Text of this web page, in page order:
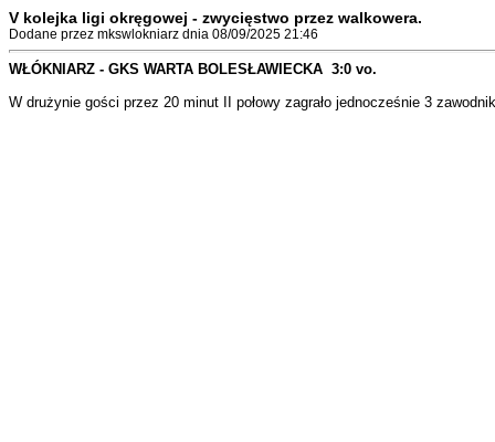
V kolejka ligi okręgowej - zwycięstwo przez walkowera.
Dodane przez mkswlokniarz dnia 08/09/2025 21:46
WŁÓKNIARZ - GKS WARTA BOLESŁAWIECKA 3:0 vo.
W drużynie gości przez 20 minut II połowy zagrało jednocześnie 3